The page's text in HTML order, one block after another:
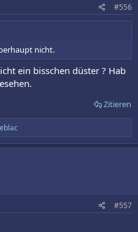
#556
nicht.
ein bisschen düster ? Hab
Zitieren
#557